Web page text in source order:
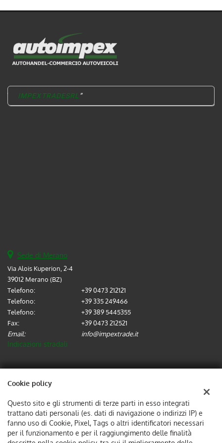
IMPEXTRADESRL
Sede di Merano
Via Alois Kuperion, 2-4
39012 Merano (BZ)
Telefono:
+39 0473 212121
Telefono:
+39 335 249466
Telefono:
+39 389 5445355
Fax:
+39 0473 212521
Email:
info@impextrade.it
Indicazioni stradali
Dati fiscali:
IMPEX TRADE SRL
Via Alois Kuperion, 2-4, 39012, Merano (BZ)
C.F/P.IVA: 02737570214
Registro delle imprese:BZ
Cookie policy
Questo sito e gli strumenti di terze parti in esso integrati
trattano dati personali (es. dati di navigazione o indirizzi IP) e
fanno uso di Cookie, Pixel, Tags o altri identificatori necessari
per il funzionamento e per il raggiungimento delle finalità